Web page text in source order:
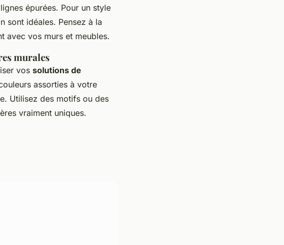
épurées. Pour un style
sont idéales. Pensez à la
avec vos murs et meubles.
murales
vos solutions de
assorties à votre
Utilisez des motifs ou des
vraiment uniques.